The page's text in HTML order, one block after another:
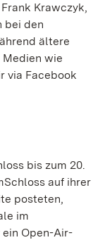
Krawczyk,
bei den
ältere
wie
via Facebook
bis zum 20.
auf ihrer
posteten,
im
Open-Air-